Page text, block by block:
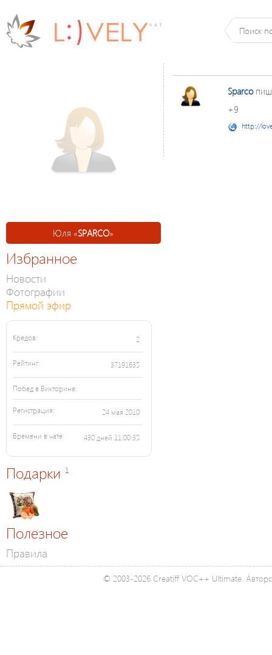
Юля «SPARCO»
Избранное
Новости
Фотографии
Прямой эфир
Кредов: 2
Рейтинг: 37191635
Побед в Викторине:
Регистрация: 24 мая 2010
Времени в чате: 430 дней 11:00:35
Подарки 1
Полезное
Правила
Sparco
+9
http://
© 2003-2026 Creatiff VOC++ Ultimate.